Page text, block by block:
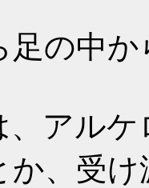
足の中
、アル
か、受